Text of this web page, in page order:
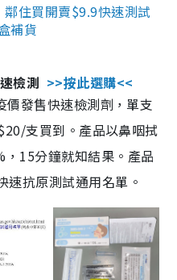
住買開賣$9.9快速測試
補貨
檢測 >>按此選購<<
價發售快速檢測劑，單支
支買到。產品以鼻咽拭
15分鐘就知結果。產品
速抗原測試通用名單。